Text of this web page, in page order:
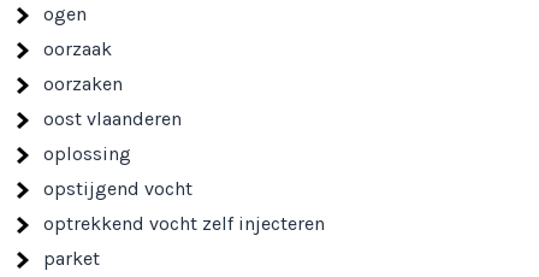
ogen
oorzaak
oorzaken
oost vlaanderen
oplossing
opstijgend vocht
optrekkend vocht zelf injecteren
parket